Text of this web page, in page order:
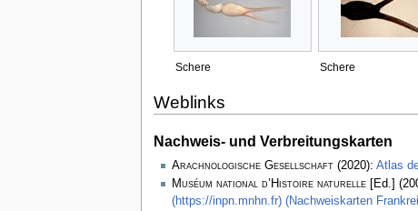
Schere Schere
Weblinks
Nachweis- und Verbreitungskarten
Arachnologische Gesellschaft(2020): Atlas
Muséum national d’Histoire naturelle[Ed.]
(https://inpn.mnhn.fr) (Nachweiskarten